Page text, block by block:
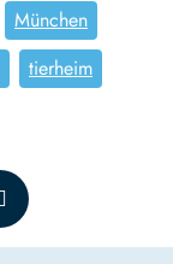
München
tierheim